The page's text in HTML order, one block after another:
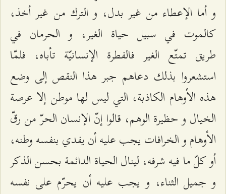
و أما الإعطاء من غير بدل، و الترك من غير أخذ،
كالموت في سبيل حياة الغير، و الحرمان في
طريق تمتّع الغير فالفطرة الإنسانيّة تأباه، فلمّا
استشعروا بذلك دعاهم جبر هذا النقص إلى وضع
هذه الأوهام الكاذبة، التي ليس لها موطن إلا عرصة
الخيال و حظيرة الوهم، قالوا إنّ الإنسان الحرّ من رقّ
الأوهام و الخرافات يجب عليه أن يفدي بنفسه وطنه،
أو كلّ ما فيه شرفه، لينال الحياة الدائمة بحسن الذكر
و جميل الثناء، و يجب عليه أن يحرّم على نفسه